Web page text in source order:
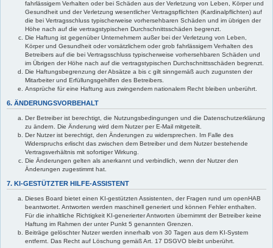
fahrlässigem Verhalten oder bei Schäden aus der Verletzung von Leben, Körper und
Gesundheit und der Verletzung wesentlicher Vertragspflichten (Kardinalpflichten) auf
die bei Vertragsschluss typischerweise vorhersehbaren Schäden und im übrigen der
Höhe nach auf die vertragstypischen Durchschnittsschäden begrenzt.
Die Haftung ist gegenüber Unternehmern außer bei der Verletzung von Leben,
Körper und Gesundheit oder vorsätzlichem oder grob fahrlässigem Verhalten des
Betreibers auf die bei Vertragsschluss typischerweise vorhersehbaren Schäden und
im Übrigen der Höhe nach auf die vertragstypischen Durchschnittsschäden begrenzt.
Die Haftungsbegrenzung der Absätze a bis c gilt sinngemäß auch zugunsten der
Mitarbeiter und Erfüllungsgehilfen des Betreibers.
Ansprüche für eine Haftung aus zwingendem nationalem Recht bleiben unberührt.
6. ÄNDERUNGSVORBEHALT
Der Betreiber ist berechtigt, die Nutzungsbedingungen und die Datenschutzerklärung
zu ändern. Die Änderung wird dem Nutzer per E-Mail mitgeteilt.
Der Nutzer ist berechtigt, den Änderungen zu widersprechen. Im Falle des
Widerspruchs erlischt das zwischen dem Betreiber und dem Nutzer bestehende
Vertragsverhältnis mit sofortiger Wirkung.
Die Änderungen gelten als anerkannt und verbindlich, wenn der Nutzer den
Änderungen zugestimmt hat.
7. KI-GESTÜTZTER HILFE-ASSISTENT
Dieses Board bietet einen KI-gestützten Assistenten, der Fragen rund um openHAB
beantwortet. Antworten werden maschinell generiert und können Fehler enthalten.
Für die inhaltliche Richtigkeit KI-generierter Antworten übernimmt der Betreiber keine
Haftung im Rahmen der unter Punkt 5 genannten Grenzen.
Beiträge gelöschter Nutzer werden innerhalb von 30 Tagen aus dem KI-System
entfernt. Das Recht auf Löschung gemäß Art. 17 DSGVO bleibt unberührt.